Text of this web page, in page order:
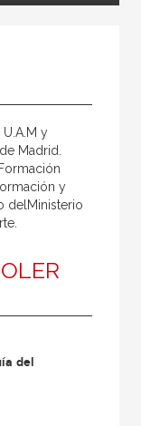
y
Madrid.
y
delMinisterio
del